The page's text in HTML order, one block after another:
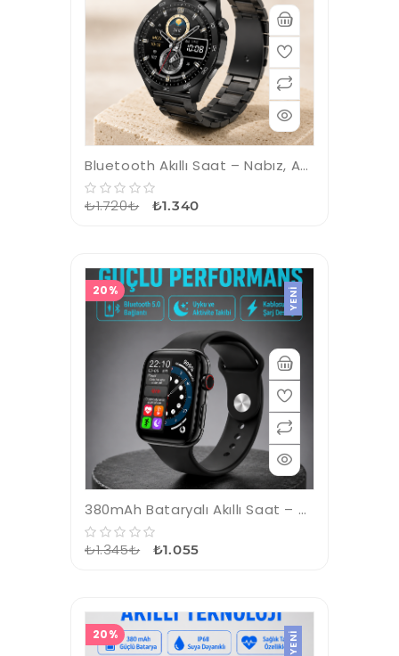
Bluetooth Akıllı Saat – Nabız, Adım Sayar, Uyku Takibi ve Spor Modlarıyla Akıllı Yaşam Asistanı
₺1.720₺ ₺1.340
20% YENI
380mAh Bataryalı Akıllı Saat – Arama, Bildirim, AOD Ekran ve Uzun Pil Ömrü
₺1.345₺ ₺1.055
20% YENI